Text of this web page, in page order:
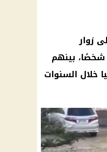
زوار
الشاطئ، مما أسفر عن سقوط 16 قتيلاً على الأقل وإصابة 40 شخصًا، بينهم
خلال السنوات